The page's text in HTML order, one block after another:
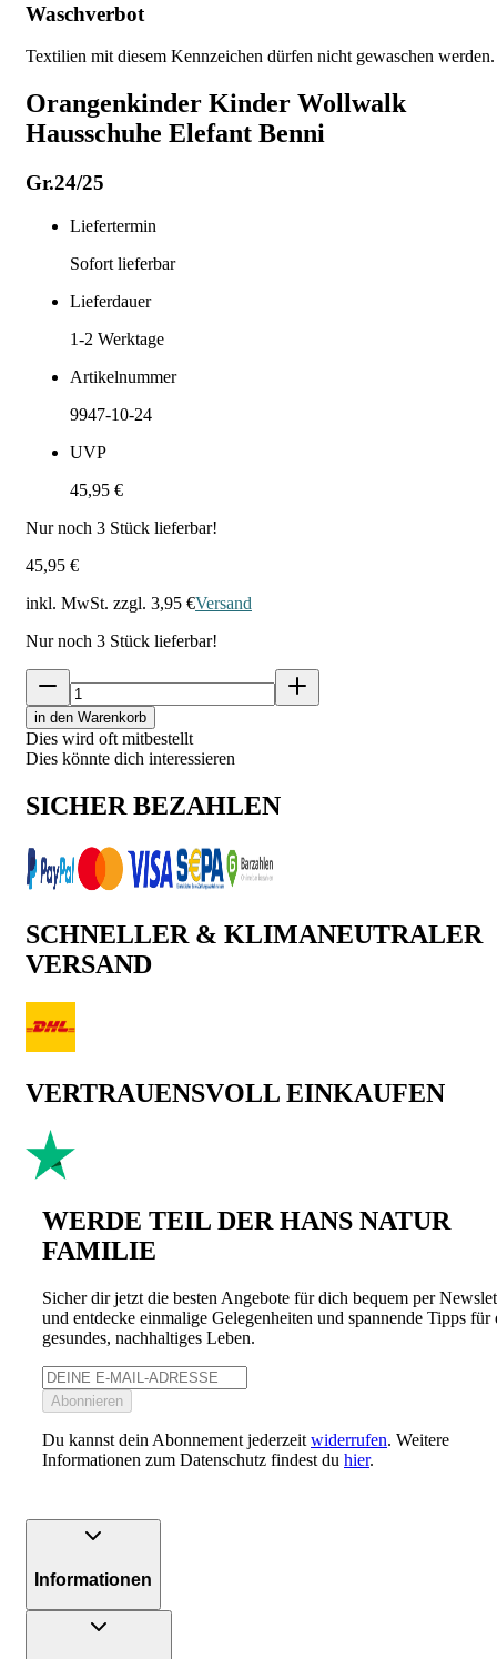
Waschverbot
Textilien mit diesem Kennzeichen dürfen nicht gewaschen werden.
Orangenkinder Kinder Wollwalk
Hausschuhe Elefant Benni
Gr.24/25
Liefertermin
Sofort lieferbar
Lieferdauer
1-2 Werktage
Artikelnummer
9947-10-24
UVP
45,95 €
Nur noch 3 Stück lieferbar!
45,95 €
inkl. MwSt. zzgl. 3,95 €Versand
Nur noch 3 Stück lieferbar!
in den Warenkorb
Dies wird oft mitbestellt
Dies könnte dich interessieren
SICHER BEZAHLEN
SCHNELLER & KLIMANEUTRALER
VERSAND
VERTRAUENSVOLL EINKAUFEN
WERDE TEIL DER HANS NATUR
FAMILIE
Sicher dir jetzt die besten Angebote für dich bequem per
und entdecke einmalige Gelegenheiten und spannende Tipps für
gesundes, nachhaltiges Leben.
Abonnieren
Du kannst dein Abonnement jederzeit widerrufen. Weitere
Informationen zum Datenschutz findest du hier.
Informationen